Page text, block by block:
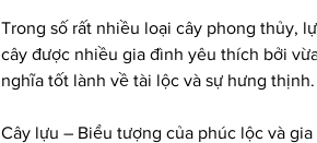
Trong số rất nhiều loại cây phong thủy,
cây được nhiều gia đình yêu thích bởi
nghĩa tốt lành về tài lộc và sự hưng thịnh.
Cây lựu – Biểu tượng của phúc lộc và